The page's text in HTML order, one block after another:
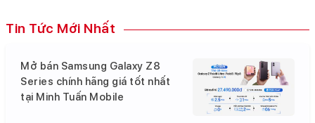
Tin Tức Mới Nhất
Mở bán Samsung Galaxy Z8
Series chính hãng giá tốt nhất
tại Minh Tuấn Mobile